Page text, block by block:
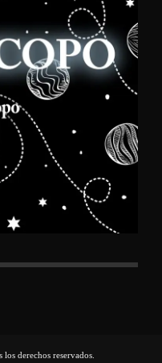
derechos reservados.